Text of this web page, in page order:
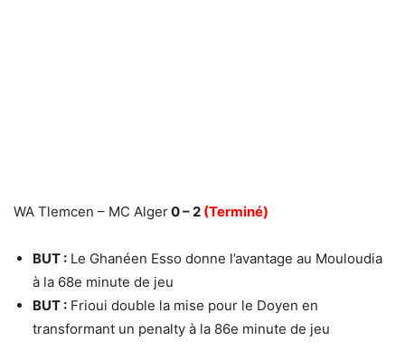
WA Tlemcen – MC Alger0 – 2 (Terminé)
BUT : Le Ghanéen Esso donne l’avantage au Mouloudia
à la 68e minute de jeu
BUT : Frioui double la mise pour le Doyen en
transformant un penalty à la 86e minute de jeu